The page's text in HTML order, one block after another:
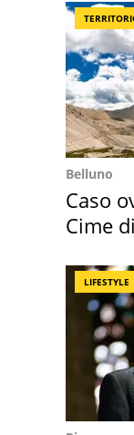
Belluno
Caso
Cime
LIFESTYLE